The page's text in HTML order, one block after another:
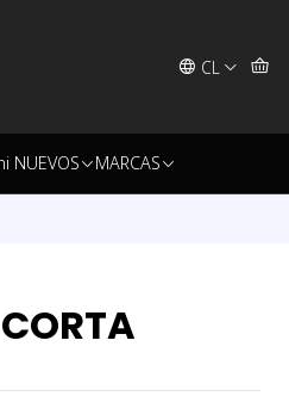
CL
NUEVOS MARCAS